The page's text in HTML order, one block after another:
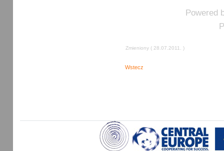
Powered
Zmieniony ( 28.07.2011. )
Wstecz